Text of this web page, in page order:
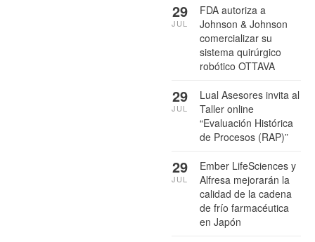
FDA autoriza a
Johnson & Johnson
comercializar su
sistema quirúrgico
robótico OTTAVA
29
JUL
Lual Asesores invita al
Taller online
“Evaluación Histórica
de Procesos (RAP)”
29
JUL
Ember LifeSciences y
Alfresa mejorarán la
calidad de la cadena
de frío farmacéutica
en Japón
29
JUL